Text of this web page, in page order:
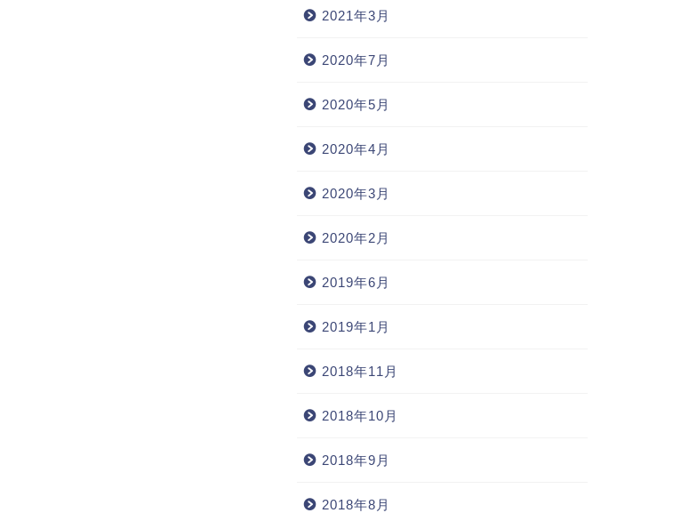
2021年3月
2020年7月
2020年5月
2020年4月
2020年3月
2020年2月
2019年6月
2019年1月
2018年11月
2018年10月
2018年9月
2018年8月